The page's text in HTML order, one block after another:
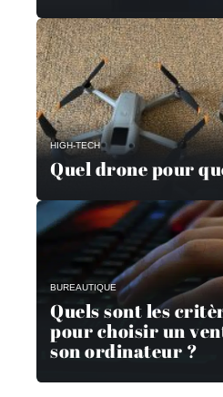
HIGH-TECH
Quel drone pour
BUREAUTIQUE
Quels sont les
pour choisir un
son ordinateur ?